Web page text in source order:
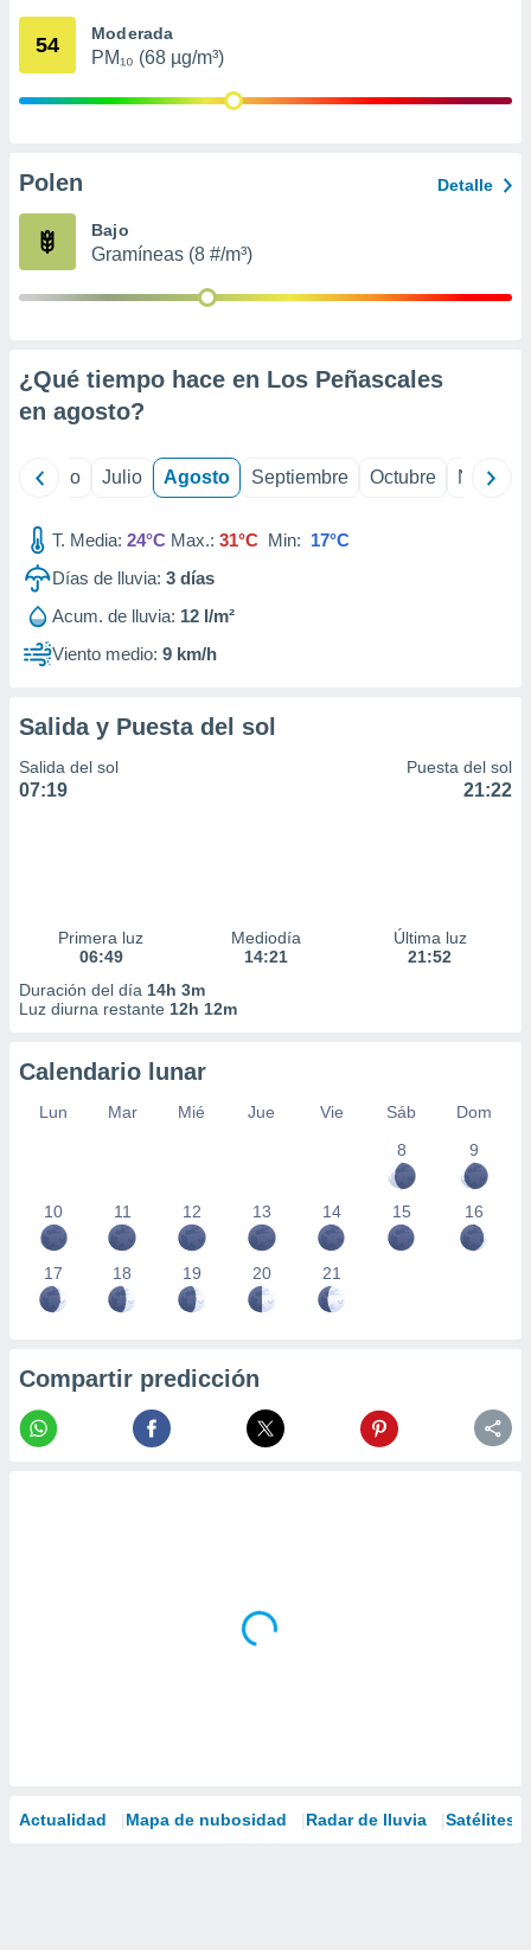
mediante
publicidad
de
54 Moderada
PM₁₀ (68 µg/m³)
Polen Detalle
Bajo
Gramíneas (8 #/m³)
¿Qué tiempo hace en Los Peñascales
en agosto?
Junio Julio Agosto Septiembre Octubre
T. Media: 24°C Max.: 31°C Min: 17°C
Días de lluvia: 3 días
Acum. de lluvia: 12 l/m²
Viento medio: 9 km/h
Salida y Puesta del sol
Salida del sol
07:19
Puesta del sol
21:22
Primera luz
06:49
Mediodía
14:21
Última luz
21:52
Duración del día 14h 3m
Luz diurna restante 12h 12m
Calendario lunar
Lun Mar Mié Jue Vie Sáb
Dom
8
9
10 11 12 13 14 15 16
17 18 19 20 21
Compartir predicción
Actualidad Mapa de nubosidad Radar de lluvia Satélites